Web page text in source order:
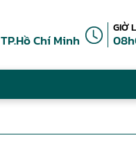
Chí Minh
GIỜ